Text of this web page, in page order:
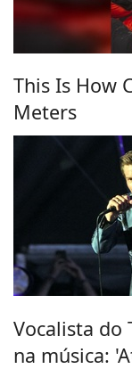
This Is How
Meters
Vocalista do
na música: